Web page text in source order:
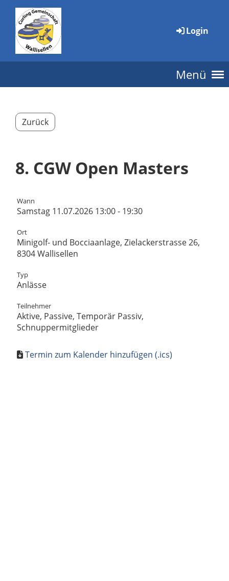
Login
Menü
Zurück
8. CGW Open Masters
Wann
Samstag 11.07.2026 13:00 - 19:30
Ort
Minigolf- und Bocciaanlage, Zielackerstrasse 26,
8304 Wallisellen
Typ
Anlässe
Teilnehmer
Aktive, Passive, Temporär Passiv,
Schnuppermitglieder
Termin zum Kalender hinzufügen (.ics)